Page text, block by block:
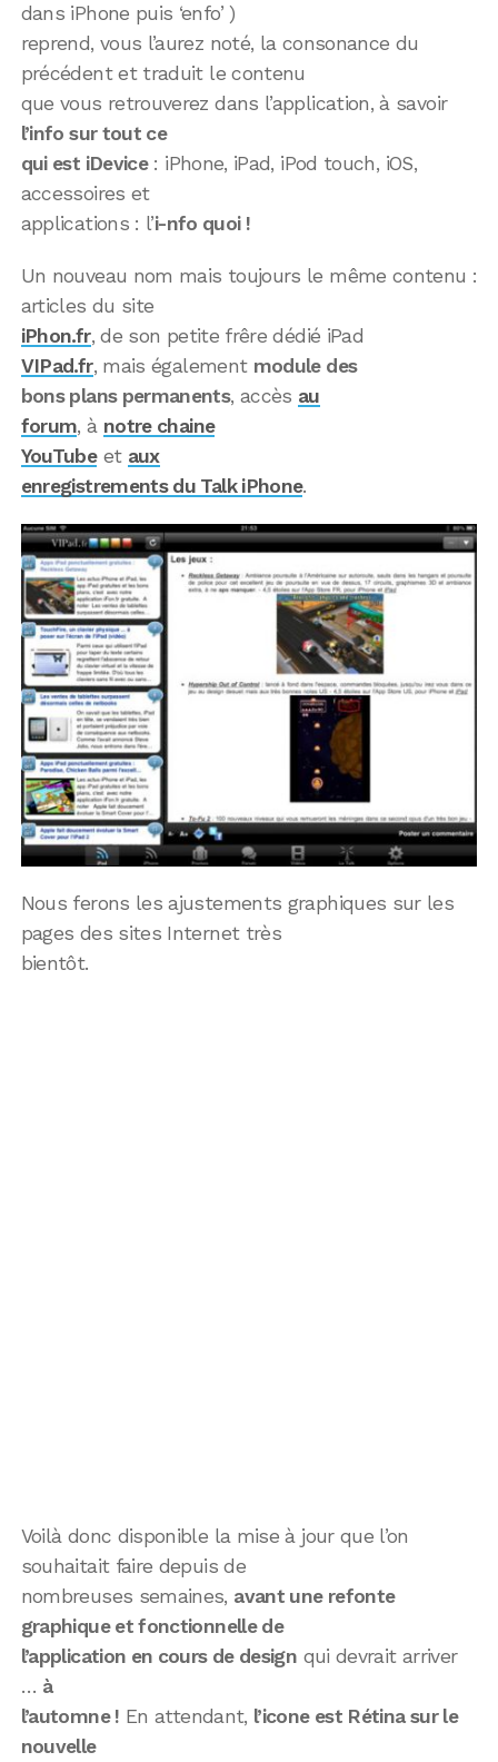
dans iPhone puis ‘enfo’ )
reprend, vous l’aurez noté, la consonance du
précédent et traduit le contenu
que vous retrouverez dans l’application, à savoir
l’info sur tout ce
qui est iDevice: iPhone, iPad, iPod touch, iOS,
accessoires et
applications : l’i-nfo quoi !
Un nouveau nom mais toujours le même contenu :
articles du site
iPhon.fr, de son petite frêre dédié iPad
VIPad.fr, mais également module des
bons plans permanents, accès au
forum, à notre chaine
YouTubeet aux
enregistrements du Talk iPhone.
Nous ferons les ajustements graphiques sur les
pages des sites Internet très
bientôt.
Voilà donc disponible la mise à jour que l’on
souhaitait faire depuis de
nombreuses semaines, avant une refonte
graphique et fonctionnelle de
l’application en cours de design qui devrait arriver
… à
l’automne ! En attendant, l’icone est Rétina sur le
nouvelle